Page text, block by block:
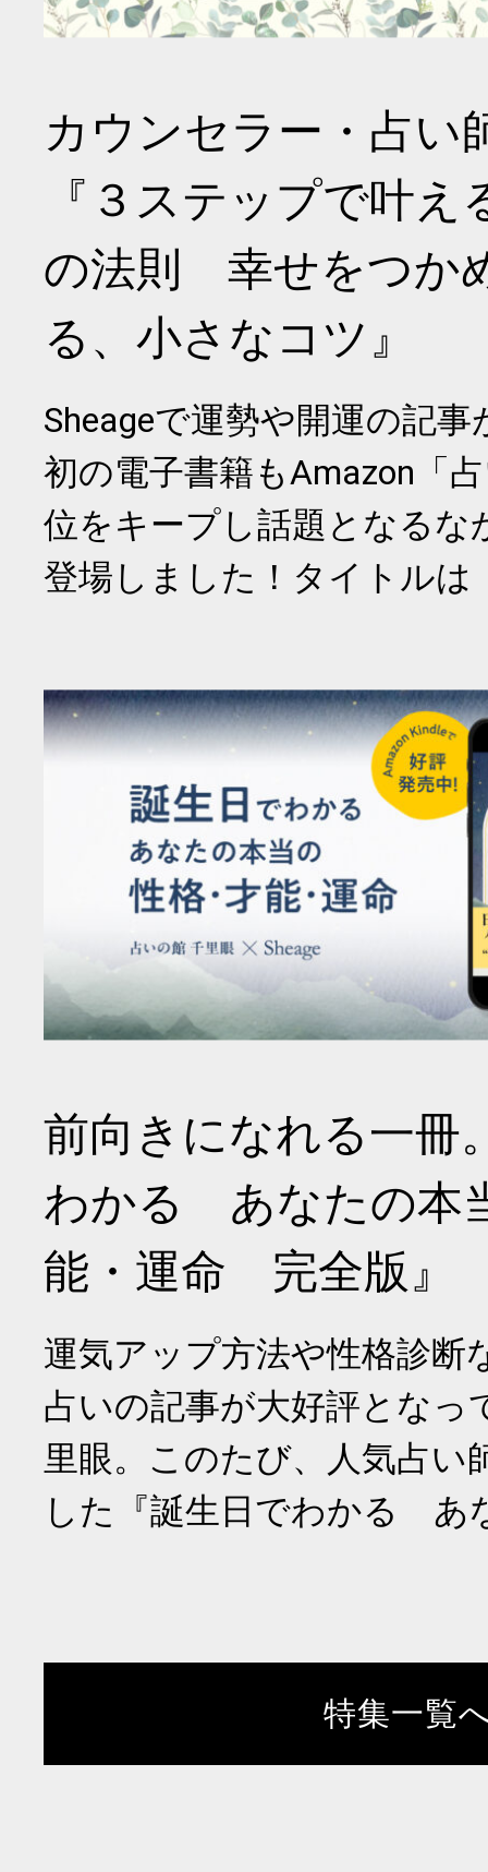
カウンセラー・占い
『３ステップで叶
の法則 幸せをつか
る、小さなコツ』
Sheageで運勢や開運の記
初の電子書籍もAmazon「
位をキープし話題となるな
登場しました！タイトルは
前向きになれる一冊
わかる あなたの本
能・運命 完全版』
運気アップ方法や性格診断
占いの記事が大好評となっ
里眼。このたび、人気占い
した『誕生日でわかる あ
特集一覧